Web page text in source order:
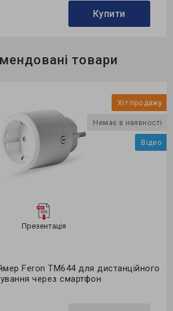
Купити
(бра)
товари
Хіт продажу
Немає в наявності
Відео
Презентація
Feron ТМ644 для дистанційного
через смартфон